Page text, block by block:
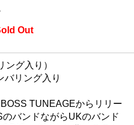
Out
グ入り）
リング入り
TUNEAGEからリリー
バンドながらUKのバンド